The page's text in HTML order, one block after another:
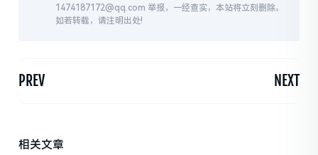
1474187172@qq.com 举报，一经查实，本站将立刻删除。
如若转载，请注明出处!
PREV NEXT
相关文章